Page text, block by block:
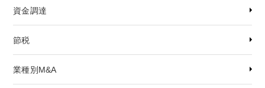
資金調達
節税
業種別M&A